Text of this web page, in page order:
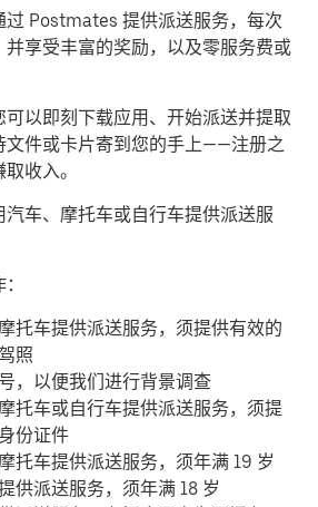
过 Postmates 提供派送服务，每次
享受丰富的奖励，以及零服务费或
可以即刻下载应用、开始派送并提取
文件或卡片寄到您的手上——注册之
收入。
车、摩托车或自行车提供派送服
托车提供派送服务，须提供有效的
照
，以便我们进行背景调查
托车或自行车提供派送服务，须提
份证件
托车提供派送服务，须年满 19 岁
供派送服务，须年满 18 岁